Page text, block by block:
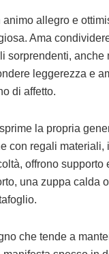
allegro e
Ama
sorprendenti, anche
leggerezza e
di affetto.
la propria
con regali
offrono
una zuppa calda
che tende a